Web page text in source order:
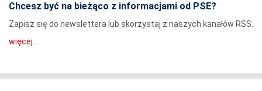
Chcesz być na bieżąco z informacjami od PSE?
Zapisz się do newslettera lub skorzystaj z naszych kanałów RSS.
więcej...